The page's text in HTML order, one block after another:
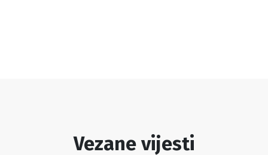
Vezane vijesti